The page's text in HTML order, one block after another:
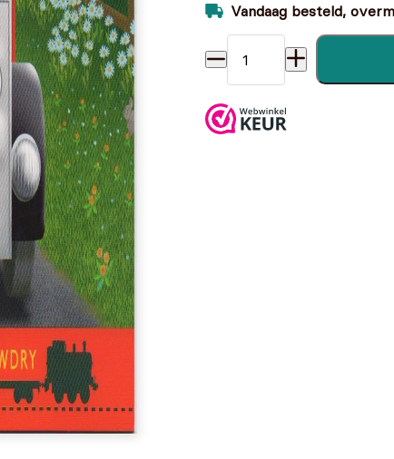
Vandaag besteld,
Thomas de Trein - Het